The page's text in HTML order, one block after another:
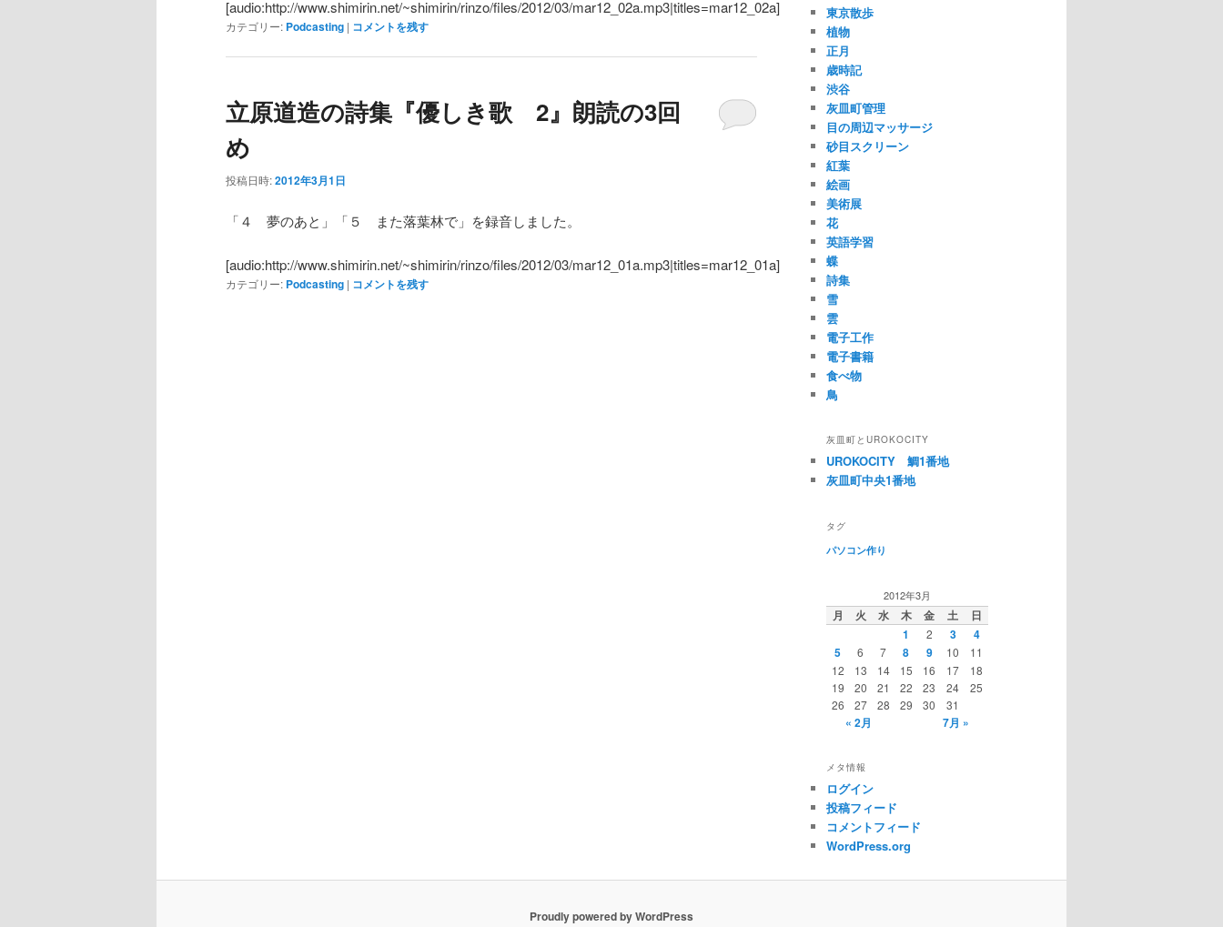
[audio:http://www.shimirin.net/~shimirin/rinzo/files/2012/03/mar12_02a.mp3|titles=mar12_02a]
カテゴリー: Podcasting | コメントを残す
立原道造の詩集『優しき歌 2』朗読の3回
め
投稿日時:2012年3月1日
「４ 夢のあと」「５ また落葉林で」を録音しました。
[audio:http://www.shimirin.net/~shimirin/rinzo/files/2012/03/mar12_01a.mp3|titles=mar12_01a]
カテゴリー: Podcasting | コメントを残す
東京散歩
植物
正月
歳時記
渋谷
灰皿町管理
目の周辺マッサージ
砂目スクリーン
紅葉
絵画
美術展
花
英語学習
蝶
詩集
雪
雲
電子工作
電子書籍
食べ物
鳥
灰皿町とUROKOCITY
UROKOCITY 鯛1番地
灰皿町中央1番地
タグ
パソコン作り
2012年3月
月 火 水 木 金 土
日
1
2 3
4
5
6 7 8 9 10
11
12
13 14 15 16 17
18
19
20 21 22 23 24
25
26
27 28 29 30 31
« 2月 7月 »
メタ情報
ログイン
投稿フィード
コメントフィード
WordPress.org
Proudly powered by WordPress